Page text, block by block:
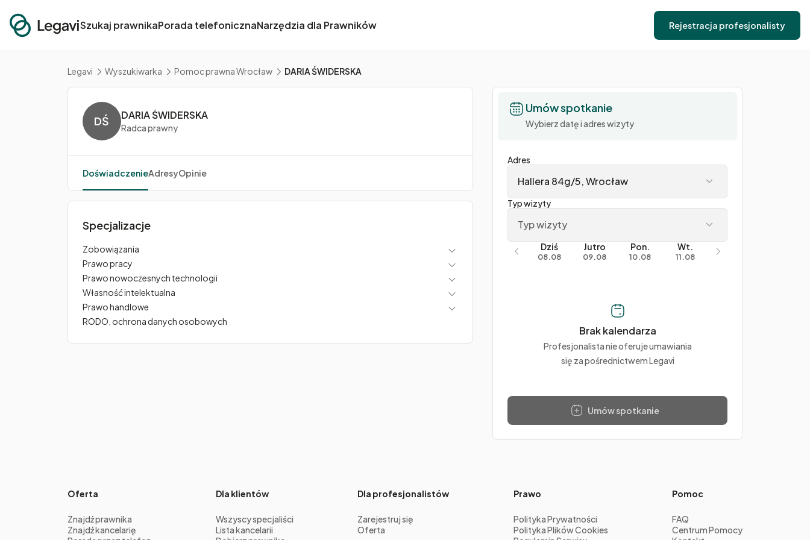
Szukaj prawnikaPorada telefonicznaNarzędzia dla Prawników Rejestracja profesjonalisty
Legavi Wyszukiwarka Pomoc prawna Wrocław DARIA ŚWIDERSKA
DŚ DARIA ŚWIDERSKA
Radca prawny
DoświadczenieAdresyOpinie
Specjalizacje
Zobowiązania
Prawo pracy
Prawo nowoczesnych technologii
Własność intelektualna
Prawo handlowe
RODO, ochrona danych osobowych
Umów spotkanie
Wybierz datę i adres wizyty
Adres
Hallera 84g/5, Wrocław
Typ wizyty
Typ wizyty
Dziś
08.08
Jutro
09.08
Pon.
10.08
Wt.
11.08
Brak kalendarza
Profesjonalista nie oferuje umawiania
się za pośrednictwem Legavi
Umów spotkanie
Oferta
Znajdź prawnika
Znajdź kancelarię
Dla klientów
Wszyscy specjaliści
Lista kancelarii
Dla profesjonalistów
Zarejestruj się
Oferta
Prawo
Polityka Prywatności
Polityka Plików Cookies
Pomoc
FAQ
Centrum Pomocy